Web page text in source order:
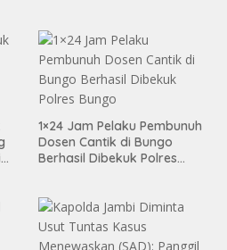
1×24 Jam Pelaku Pembunuh
Dosen Cantik di Bungo
Berhasil Dibekuk Polres